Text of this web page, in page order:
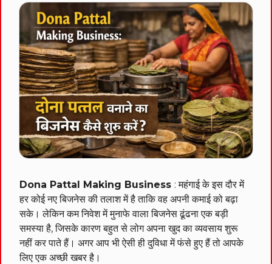
Dona Pattal Making Business : महंगाई के इस दौर में
हर कोई नए बिजनेस की तलाश में है ताकि वह अपनी कमाई को बढ़ा
सके। लेकिन कम निवेश में मुनाफे वाला बिजनेस ढूंढना एक बड़ी
समस्या है, जिसके कारण बहुत से लोग अपना खुद का व्यवसाय शुरू
नहीं कर पाते हैं। अगर आप भी ऐसी ही दुविधा में फंसे हुए हैं तो आपके
लिए एक अच्छी खबर है।